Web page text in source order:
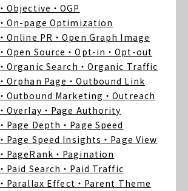
・Objective ・OGP
・On-page Optimization
・Online PR ・Open Graph Image
・Open Source ・Opt-in ・Opt-out
・Organic Search ・Organic Traffic
・Orphan Page ・Outbound Link
・Outbound Marketing ・Outreach
・Overlay ・Page Authority
・Page Depth ・Page Speed
・Page Speed Insights ・Page View
・PageRank ・Pagination
・Paid Search ・Paid Traffic
・Parallax Effect ・Parent Theme